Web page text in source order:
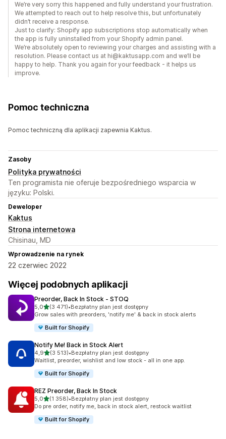
We’re very sorry this happened and fully understand your frustration.
We attempted to reach out to help resolve this, but unfortunately
didn’t receive a response.
Just to clarify: Shopify app subscriptions stop automatically when
the app is fully uninstalled from your Shopify admin panel.
We’re absolutely open to reviewing your charges and assisting with a
resolution. Please contact us at hi@kaktusapp.com and we’ll be
happy to help. Thank you again for your feedback - it helps us
improve.
Pomoc techniczna
Pomoc techniczną dla aplikacji zapewnia Kaktus.
Zasoby
Polityka prywatności
Ten programista nie oferuje bezpośredniego wsparcia w
języku: Polski.
Deweloper
Kaktus
Strona internetowa
Chisinau, MD
Wprowadzenie na rynek
22 czerwiec 2022
Więcej podobnych aplikacji
Preorder, Back In Stock ‑ STOQ
5,0na 5 gwiazdek
(3 471)
Łączna liczba recenzji: 3471
•Bezpłatny plan jest dostępny
Grow sales with preorders, 'notify me' & back in stock alerts
Built for Shopify
Notify Me! Back in Stock Alert
4,9na 5 gwiazdek
(3 513)
Łączna liczba recenzji: 3513
•Bezpłatny plan jest dostępny
Waitlist, preorder, wishlist and low stock - all in one app.
Built for Shopify
REZ Preorder, Back In Stock
5,0na 5 gwiazdek
(1 358)
Łączna liczba recenzji: 1358
•Bezpłatny plan jest dostępny
Do pre order, notify me, back in stock alert, restock waitlist
Built for Shopify